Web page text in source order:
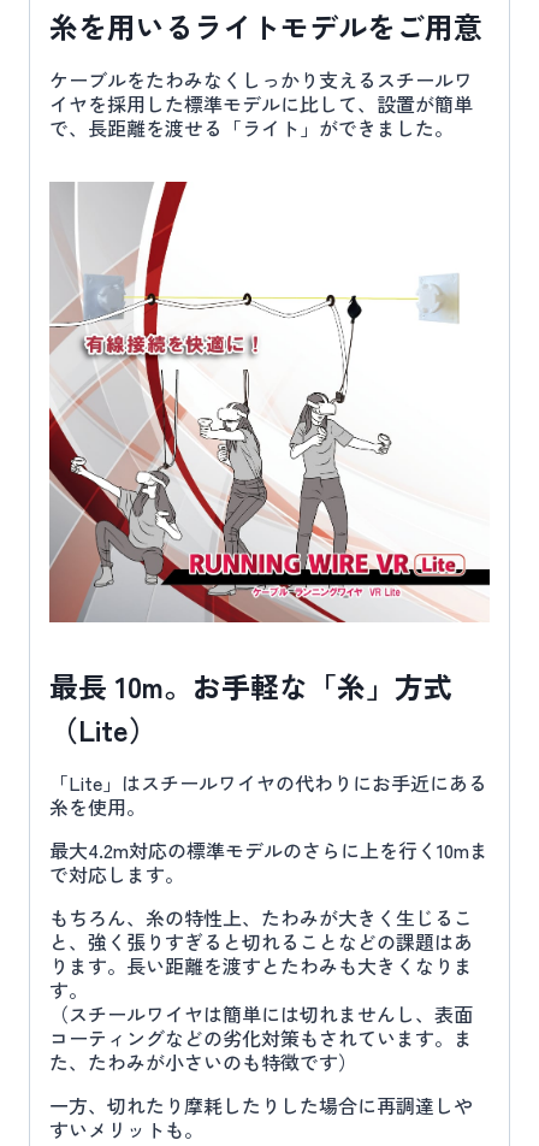
糸を用いるライトモデルをご用意
ケーブルをたわみなくしっかり支えるスチールワ
イヤを採用した標準モデルに比して、設置が簡単
で、長距離を渡せる「ライト」ができました。
最長 10m。お手軽な「糸」方式
（Lite）
「Lite」はスチールワイヤの代わりにお手近にある
糸を使用。
最大4.2m対応の標準モデルのさらに上を行く10mま
で対応します。
もちろん、糸の特性上、たわみが大きく生じるこ
と、強く張りすぎると切れることなどの課題はあ
ります。長い距離を渡すとたわみも大きくなりま
す。
（スチールワイヤは簡単には切れませんし、表面
コーティングなどの劣化対策もされています。ま
た、たわみが小さいのも特徴です）
一方、切れたり摩耗したりした場合に再調達しや
すいメリットも。